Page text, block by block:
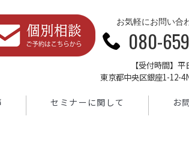
お気軽にお問い合
080-
【受付時間】
東京都中央区銀座1-12-
セミナーに関して お